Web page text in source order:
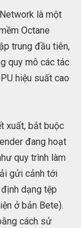
là một
Octane
trung đầu tiên,
quy mô các tác
hiệu suất cao
xuất, bắt buộc
đang hoạt
quy trình làm
gửi cảnh tới
dạng tệp
ở bản Bete).
cách sử